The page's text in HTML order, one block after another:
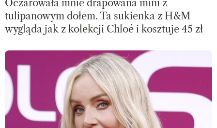
Oczarowała mnie drapowana mini z
tulipanowym dołem. Ta sukienka z H&M
wygląda jak z kolekcji Chloé i kosztuje 45 zł